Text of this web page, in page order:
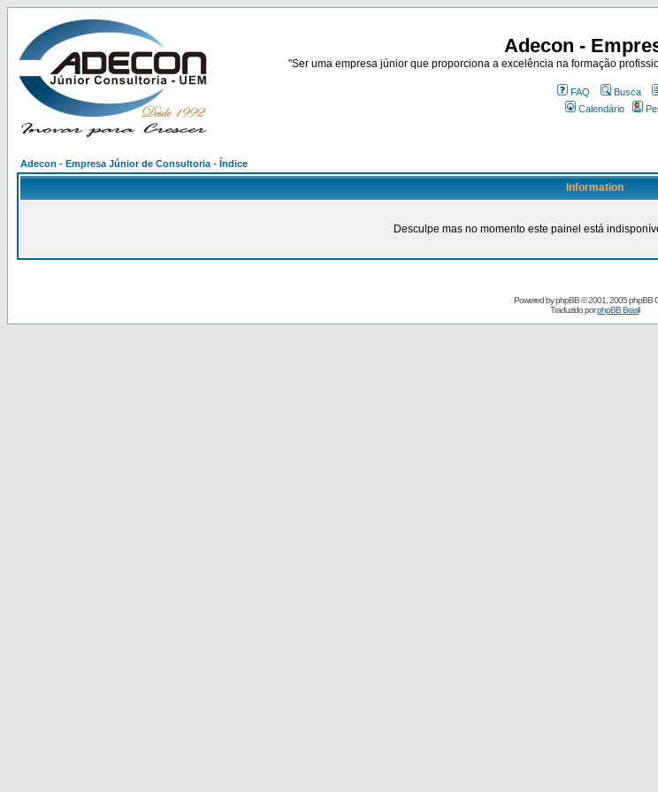
Adecon -
"Ser uma empresa júnior que proporciona a excelência na formação
FAQ Busca
Calendário
Adecon - Empresa Júnior de Consultoria - Índice
Information
Desculpe mas no momento este painel está
Powered byphpBB© 2001, 2005 phpBB
Traduzido porphpBB Brasil